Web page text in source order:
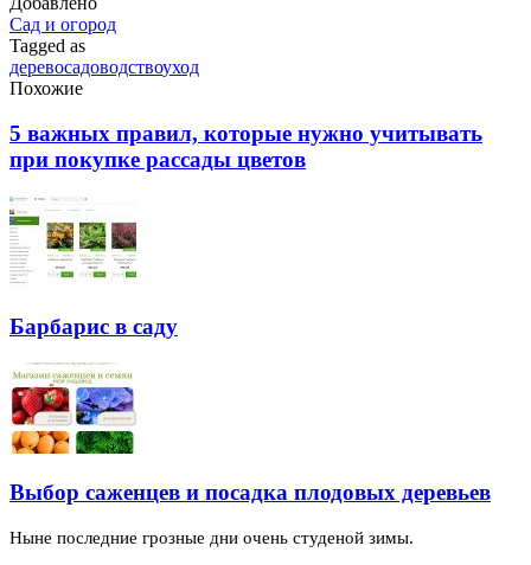
Сад и огород
Tagged as
деревосадоводствоуход
Похожие
5 важных правил, которые нужно учитывать
при покупке рассады цветов
Барбарис в саду
Выбор саженцев и посадка плодовых деревьев
Ныне последние грозные дни очень студеной зимы.